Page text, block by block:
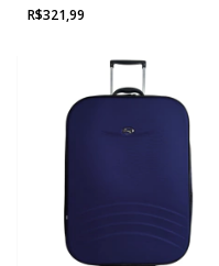
R$321,99